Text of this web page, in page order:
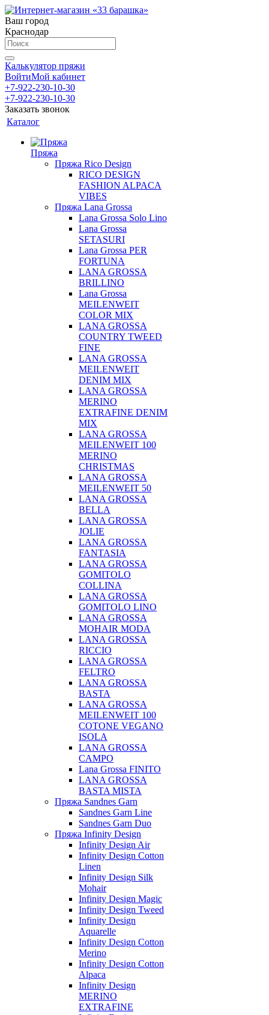
Ваш город
Краснодар
Калькулятор пряжи
ВойтиМой кабинет
+7-922-230-10-30
+7-922-230-10-30
Заказать звонок
Каталог
Пряжа
Пряжа Rico Design
RICO DESIGN
FASHION ALPACA
VIBES
Пряжа Lana Grossa
Lana Grossa Solo Lino
Lana Grossa
SETASURI
Lana Grossa PER
FORTUNA
LANA GROSSA
BRILLINO
Lana Grossa
MEILENWEIT
COLOR MIX
LANA GROSSA
COUNTRY TWEED
FINE
LANA GROSSA
MEILENWEIT
DENIM MIX
LANA GROSSA
MERINO
EXTRAFINE DENIM
MIX
LANA GROSSA
MEILENWEIT 100
MERINO
CHRISTMAS
LANA GROSSA
MEILENWEIT 50
LANA GROSSA
BELLA
LANA GROSSA
JOLIE
LANA GROSSA
FANTASIA
LANA GROSSA
GOMITOLO
COLLINA
LANA GROSSA
GOMITOLO LINO
LANA GROSSA
MOHAIR MODA
LANA GROSSA
RICCIO
LANA GROSSA
FELTRO
LANA GROSSA
BASTA
LANA GROSSA
MEILENWEIT 100
COTONE VEGANO
ISOLA
LANA GROSSA
CAMPO
Lana Grossa FINITO
LANA GROSSA
BASTA MISTA
Пряжа Sandnes Garn
Sandnes Garn Line
Sandnes Garn Duo
Пряжа Infinity Design
Infinity Design Air
Infinity Design Cotton
Linen
Infinity Design Silk
Mohair
Infinity Design Magic
Infinity Design Tweed
Infinity Design
Aquarelle
Infinity Design Cotton
Merino
Infinity Design Cotton
Alpaca
Infinity Design
MERINO
EXTRAFINE